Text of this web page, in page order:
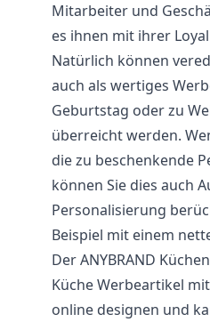
Mitarbeiter und
es ihnen mit ihrer
Natürlich können
auch als wertiges
Geburtstag oder zu
überreicht werden.
die zu beschenkende
können Sie dies auch
Personalisierung
Beispiel mit einem
Der ANYBRAND
Küche Werbeartikel
online designen und